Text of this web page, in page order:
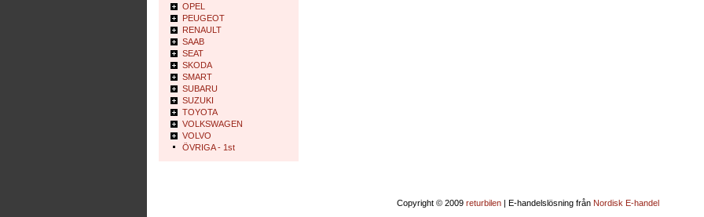
OPEL
PEUGEOT
RENAULT
SAAB
SEAT
SKODA
SMART
SUBARU
SUZUKI
TOYOTA
VOLKSWAGEN
VOLVO
ÖVRIGA - 1st
Copyright © 2009 returbilen | E-handelslösning från Nordisk E-handel